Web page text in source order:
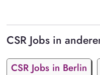
CSR Jobs in
CSR Jobs in Berlin